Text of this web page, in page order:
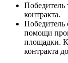
Победитель
контракта.
Победитель
помощи
площадки.
контракта